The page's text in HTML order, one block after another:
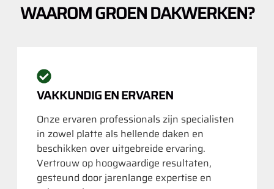
WAAROM GROEN DAKWERKEN?
VAKKUNDIG EN ERVAREN
Onze ervaren professionals zijn specialisten
in zowel platte als hellende daken en
beschikken over uitgebreide ervaring.
Vertrouw op hoogwaardige resultaten,
gesteund door jarenlange expertise en